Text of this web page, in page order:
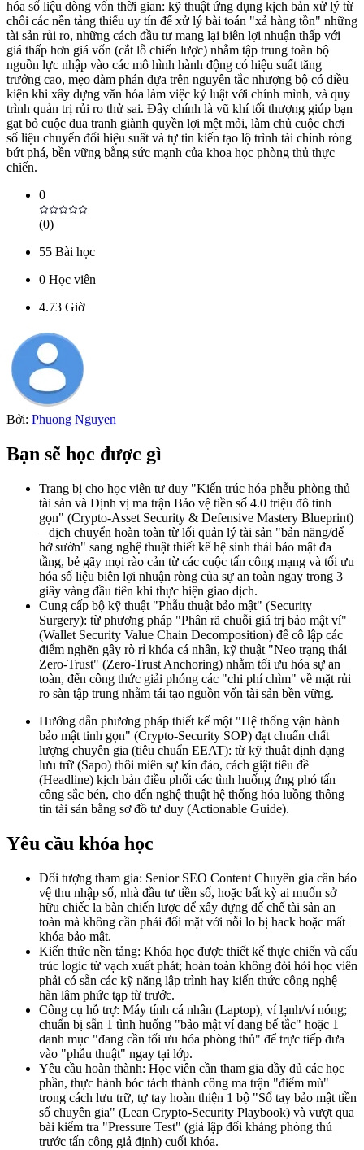
hóa số liệu dòng vốn thời gian: kỹ thuật ứng dụng kịch bản xử lý từ
chối các nền tảng thiếu uy tín để xử lý bài toán "xả hàng tồn" những
tài sản rủi ro, những cách đầu tư mang lại biên lợi nhuận thấp với
giá thấp hơn giá vốn (cắt lỗ chiến lược) nhằm tập trung toàn bộ
nguồn lực nhập vào các mô hình hành động có hiệu suất tăng
trưởng cao, mẹo đàm phán dựa trên nguyên tắc nhượng bộ có điều
kiện khi xây dựng văn hóa làm việc kỷ luật với chính mình, và quy
trình quản trị rủi ro thử sai. Đây chính là vũ khí tối thượng giúp bạn
gạt bỏ cuộc đua tranh giành quyền lợi mệt mỏi, làm chủ cuộc chơi
số liệu chuyển đổi hiệu suất và tự tin kiến tạo lộ trình tài chính ròng
bứt phá, bền vững bằng sức mạnh của khoa học phòng thủ thực
chiến.
0
(0)
55 Bài học
0 Học viên
4.73 Giờ
Bởi: Phuong Nguyen
Bạn sẽ học được gì
Trang bị cho học viên tư duy "Kiến trúc hóa phễu phòng thủ
tài sản và Định vị ma trận Bảo vệ tiền số 4.0 triệu đô tinh
gọn" (Crypto-Asset Security & Defensive Mastery Blueprint)
– dịch chuyển hoàn toàn từ lối quản lý tài sản "bản năng/để
hở sườn" sang nghệ thuật thiết kế hệ sinh thái bảo mật đa
tầng, bẻ gãy mọi rào cản từ các cuộc tấn công mạng và tối ưu
hóa số liệu biên lợi nhuận ròng của sự an toàn ngay trong 3
giây vàng đầu tiên khi thực hiện giao dịch.
Cung cấp bộ kỹ thuật "Phẫu thuật bảo mật" (Security
Surgery): từ phương pháp "Phân rã chuỗi giá trị bảo mật ví"
(Wallet Security Value Chain Decomposition) để cô lập các
điểm nghẽn gây rò rỉ khóa cá nhân, kỹ thuật "Neo trạng thái
Zero-Trust" (Zero-Trust Anchoring) nhằm tối ưu hóa sự an
toàn, đến công thức giải phóng các "chi phí chìm" về mặt rủi
ro sàn tập trung nhằm tái tạo nguồn vốn tài sản bền vững.
Hướng dẫn phương pháp thiết kế một "Hệ thống vận hành
bảo mật tinh gọn" (Crypto-Security SOP) đạt chuẩn chất
lượng chuyên gia (tiêu chuẩn EEAT): từ kỹ thuật định dạng
lưu trữ (Sapo) thôi miên sự kín đáo, cách giật tiêu đề
(Headline) kịch bản điều phối các tình huống ứng phó tấn
công sắc bén, cho đến nghệ thuật hệ thống hóa luồng thông
tin tài sản bằng sơ đồ tư duy (Actionable Guide).
Yêu cầu khóa học
Đối tượng tham gia: Senior SEO Content Chuyên gia cần bảo
vệ thu nhập số, nhà đầu tư tiền số, hoặc bất kỳ ai muốn sở
hữu chiếc la bàn chiến lược để xây dựng đế chế tài sản an
toàn mà không cần phải đối mặt với nỗi lo bị hack hoặc mất
khóa bảo mật.
Kiến thức nền tảng: Khóa học được thiết kế thực chiến và cấu
trúc logic từ vạch xuất phát; hoàn toàn không đòi hỏi học viên
phải có sẵn các kỹ năng lập trình hay kiến thức công nghệ
hàn lâm phức tạp từ trước.
Công cụ hỗ trợ: Máy tính cá nhân (Laptop), ví lạnh/ví nóng;
chuẩn bị sẵn 1 tình huống "bảo mật ví đang bế tắc" hoặc 1
danh mục "đang cần tối ưu hóa phòng thủ" để trực tiếp đưa
vào "phẫu thuật" ngay tại lớp.
Yêu cầu hoàn thành: Học viên cần tham gia đầy đủ các học
phần, thực hành bóc tách thành công ma trận "điểm mù"
trong cách lưu trữ, tự tay hoàn thiện 1 bộ "Sổ tay bảo mật tiền
số chuyên gia" (Lean Crypto-Security Playbook) và vượt qua
bài kiểm tra "Pressure Test" (giả lập đối kháng phòng thủ
trước tấn công giả định) cuối khóa.